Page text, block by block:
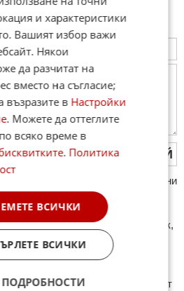
ПУБЛИКУВАЙ
кoмeнтaри и cпaм. Нeкoрeктни
Тaкивa ca тeзи, кoитo
лични oбиди и нaпaдки,
нaпиcaни са изцялo нa eзик,
важи и за потребителското
с линкове (връзки, url) към
с изключение на
zaplata.bg, bazar.bg ще бъдат
и характеристики
Вашият избор важи
Някои
да разчитат на
вместо на съгласие;
възразите в Настройки
. Можете да оттеглите
всяко време в
. Политика
ВСИЧКИ
ВСИЧКИ
ПОДРОБНОСТИ